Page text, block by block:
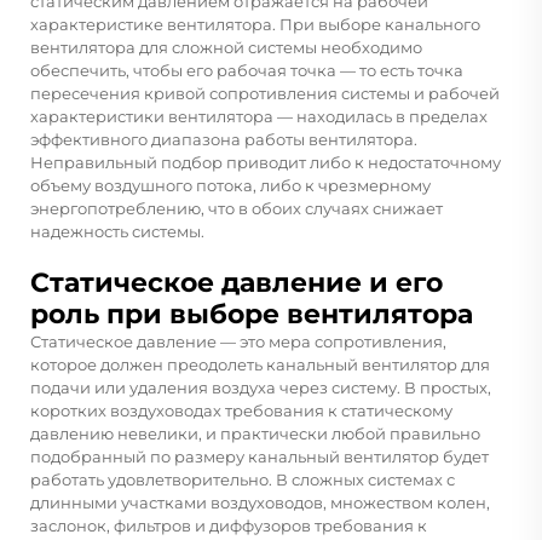
характеристике вентилятора. При выборе канального
вентилятора для сложной системы необходимо
обеспечить, чтобы его рабочая точка — то есть точка
пересечения кривой сопротивления системы и рабочей
характеристики вентилятора — находилась в пределах
эффективного диапазона работы вентилятора.
Неправильный подбор приводит либо к недостаточному
объему воздушного потока, либо к чрезмерному
энергопотреблению, что в обоих случаях снижает
надежность системы.
Статическое давление и его
роль при выборе вентилятора
Статическое давление — это мера сопротивления,
которое должен преодолеть канальный вентилятор для
подачи или удаления воздуха через систему. В простых,
коротких воздуховодах требования к статическому
давлению невелики, и практически любой правильно
подобранный по размеру канальный вентилятор будет
работать удовлетворительно. В сложных системах с
длинными участками воздуховодов, множеством колен,
заслонок, фильтров и диффузоров требования к